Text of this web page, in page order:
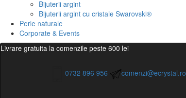
Bijuterii argint
Bijuterii argint cu cristale Swarovski®
Perle naturale
Corporate & Events
Livrare gratuita la comenzile peste 600 lei
0732 896 956 comenzi@ecrystal.ro